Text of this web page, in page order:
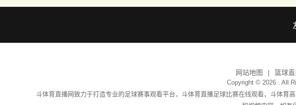
网站地图 篮球
Copyright © 2026 . All
斗体育直播网致力于打造专业的足球赛事观看平台，斗体育直播足球比赛在线观看，斗体